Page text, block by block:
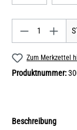
Zum Merkzettel
Produktnummer:
Beschreibung